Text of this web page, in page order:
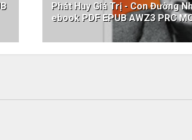
Phát Huy Giá Trị - Con Đường
ebook PDF EPUB AWZ3 PRC